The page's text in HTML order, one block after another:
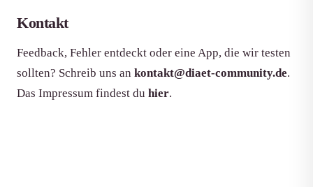
Kontakt
Feedback, Fehler entdeckt oder eine App, die wir testen
sollten? Schreib uns an kontakt@diaet-community.de.
Das Impressum findest du hier.